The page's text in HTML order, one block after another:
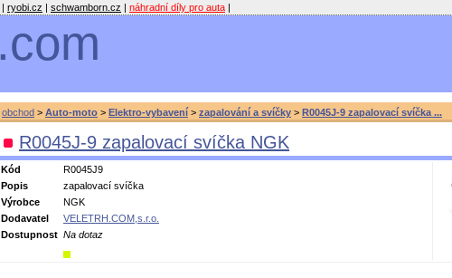
| ryobi.cz | schwamborn.cz | náhradní díly pro auta |
.com
obchod > Auto-moto > Elektro-vybavení > zapalování a svíčky > R0045J-9 zapalovací svíčka ...
R0045J-9 zapalovací svíčka NGK
Kód
R0045J9
Popis
zapalovací svíčka
Výrobce
NGK
Dodavatel
VELETRH.COM,s.r.o.
Dostupnost Na dotaz